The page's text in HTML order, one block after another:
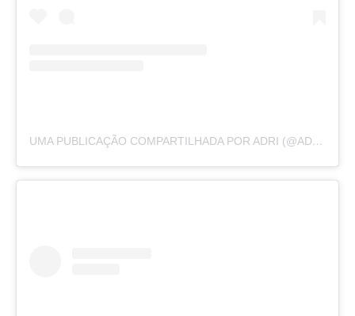
UMA PUBLICAÇÃO COMPARTILHADA POR ADRI (@ADRIRACHELLE)